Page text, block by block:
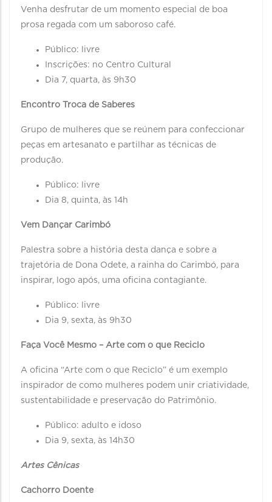
Venha desfrutar de um momento especial de boa
prosa regada com um saboroso café.
Público: livre
Inscrições: no Centro Cultural
Dia 7, quarta, às 9h30
Encontro Troca de Saberes
Grupo de mulheres que se reúnem para confeccionar
peças em artesanato e partilhar as técnicas de
produção.
Público: livre
Dia 8, quinta, às 14h
Vem Dançar Carimbó
Palestra sobre a história desta dança e sobre a
trajetória de Dona Odete, a rainha do Carimbó, para
inspirar, logo após, uma oficina contagiante.
Público: livre
Dia 9, sexta, às 9h30
Faça Você Mesmo – Arte com o que Reciclo
A oficina “Arte com o que Reciclo” é um exemplo
inspirador de como mulheres podem unir criatividade,
sustentabilidade e preservação do Patrimônio.
Público: adulto e idoso
Dia 9, sexta, às 14h30
Artes Cênicas
Cachorro Doente